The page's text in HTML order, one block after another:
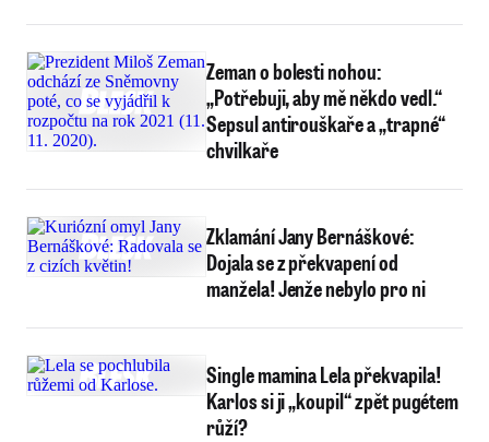
Zeman o bolesti nohou:
„Potřebuji, aby mě někdo vedl.“
Sepsul antirouškaře a „trapné“
chvilkaře
Zklamání Jany Bernáškové:
Dojala se z překvapení od
manžela! Jenže nebylo pro ni
Single mamina Lela překvapila!
Karlos si ji „koupil“ zpět pugétem
růží?